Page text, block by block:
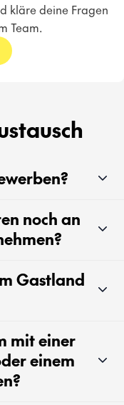
kläre deine Fragen
Team.
noch an
Gastland
mit einer
einem